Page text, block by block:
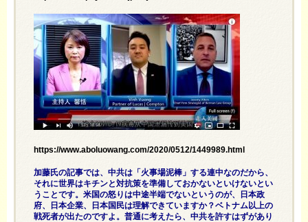
https://www.aboluowang.com/2020/0512/1449989.html
加藤氏の記事では、中共は「火事場泥棒」する連中なのだから、
それに世界はキチンと対抗策を準備しておかないといけないとい
うことです。米国の怒りは中途半端でないというのが、日本政
府、日本企業、日本国民は理解できていますか？ベトナム以上の
戦死者が出たのですよ。普通に考えたら、中共を許すはずがあり